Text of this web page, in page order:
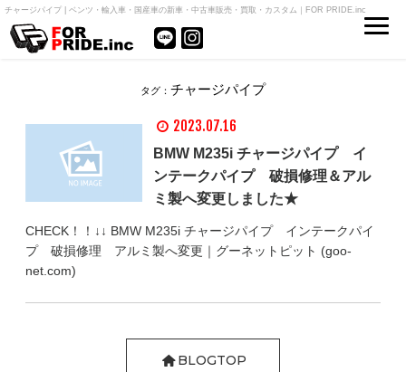
チャージパイプ | ベンツ・輸入車・国産車の新車・中古車販売・買取・カスタム｜FOR PRIDE.inc
タグ： チャージパイプ
2023.07.16
BMW M235i チャージパイプ イ
ンテークパイプ 破損修理＆アル
ミ製へ変更しました★
CHECK！！↓↓ BMW M235i チャージパイプ インテークパイ
プ 破損修理 アルミ製へ変更｜グーネットピット (goo-
net.com)
BLOGTOP